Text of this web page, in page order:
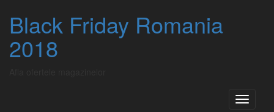
contentBlack Friday Romania
2018
Toggle
Rochie Adyne Albastra